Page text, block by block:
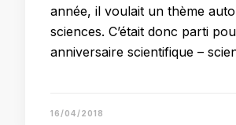
année, il voulait un thème
sciences. C’était donc parti
anniversaire scientifique –
16/04/2018